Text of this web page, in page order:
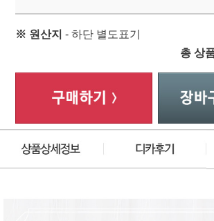
※ 원산지 - 하단 별도표기
총 상